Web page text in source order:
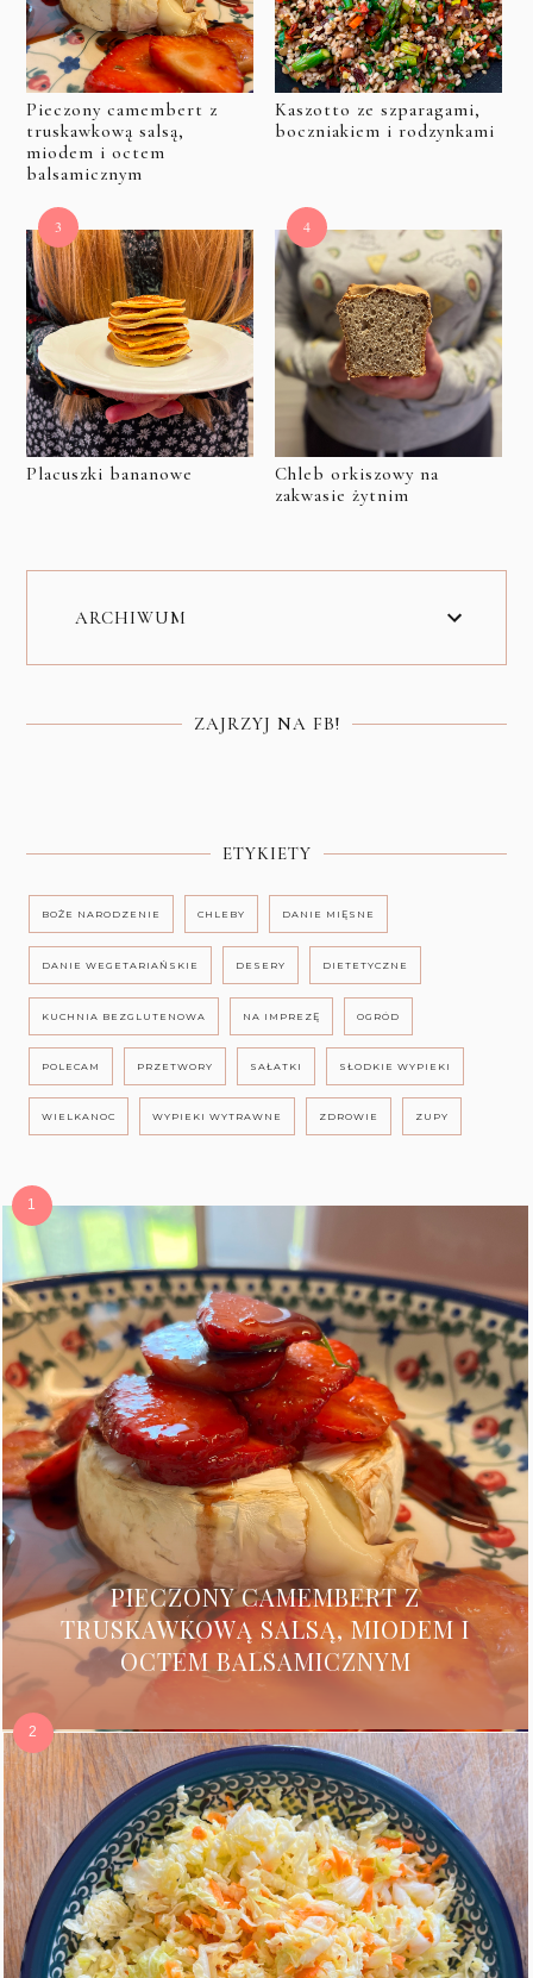
Pieczony camembert z
truskawkową salsą,
miodem i octem
balsamicznym
Kaszotto ze szparagami,
boczniakiem i rodzynkami
Placuszki bananowe
Chleb orkiszowy na
zakwasie żytnim
ARCHIWUM
ZAJRZYJ NA FB!
ETYKIETY
BOŻE NARODZENIE CHLEBY DANIE MIĘSNE
DANIE WEGETARIAŃSKIE DESERY DIETETYCZNE
KUCHNIA BEZGLUTENOWA NA IMPREZĘ OGRÓD
POLECAM PRZETWORY SAŁATKI SŁODKIE WYPIEKI
WIELKANOC WYPIEKI WYTRAWNE ZDROWIE ZUPY
PIECZONY CAMEMBERT Z
TRUSKAWKOWĄ SALSĄ, MIODEM I
OCTEM BALSAMICZNYM